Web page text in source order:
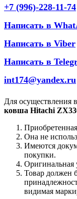
+7 (996)-228-11-74
Написать в
Написать в Viber
Написать в
int174@yandex.ru
Для осуществления
ковша Hitachi
Она не
Имеются
покупки.
Оригинальная
Товар должен
видимая